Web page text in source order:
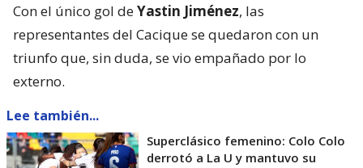
Con el único gol deYastin Jiménez, las
representantes del Cacique se quedaron con un
triunfo que, sin duda, se vio empañado por lo
externo.
Lee también...
Superclásico femenino: Colo Colo
derrotó a La U y mantuvo su